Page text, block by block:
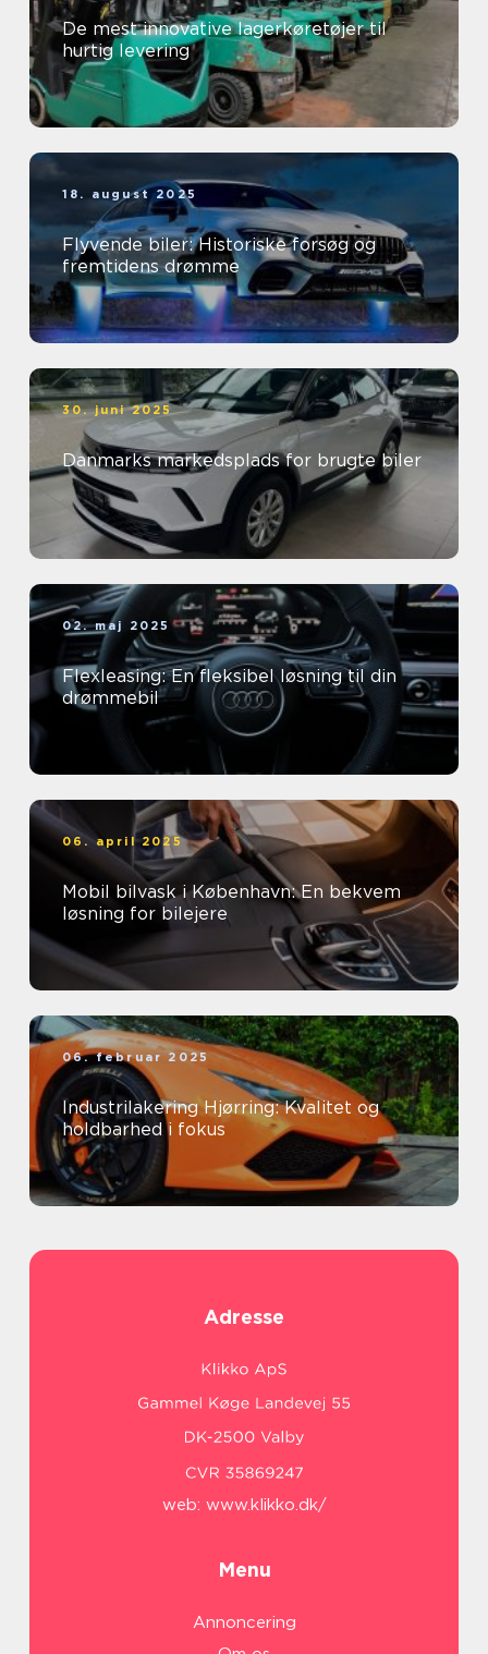
De mest innovative lagerkøretøjer til
hurtig levering
18. august 2025
Flyvende biler: Historiske forsøg og
fremtidens drømme
30. juni 2025
Danmarks markedsplads for brugte biler
02. maj 2025
Flexleasing: En fleksibel løsning til din
drømmebil
06. april 2025
Mobil bilvask i København: En bekvem
løsning for bilejere
06. februar 2025
Industrilakering Hjørring: Kvalitet og
holdbarhed i fokus
Adresse
web: www.klikko.dk/
Menu
Annoncering